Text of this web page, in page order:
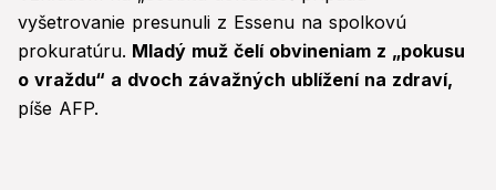
vyšetrovanie presunuli z Essenu na spolkovú
prokuratúru. Mladý muž čelí obvineniam z „pokusu
o vraždu“ a dvoch závažných ublížení na zdraví,
píše AFP.